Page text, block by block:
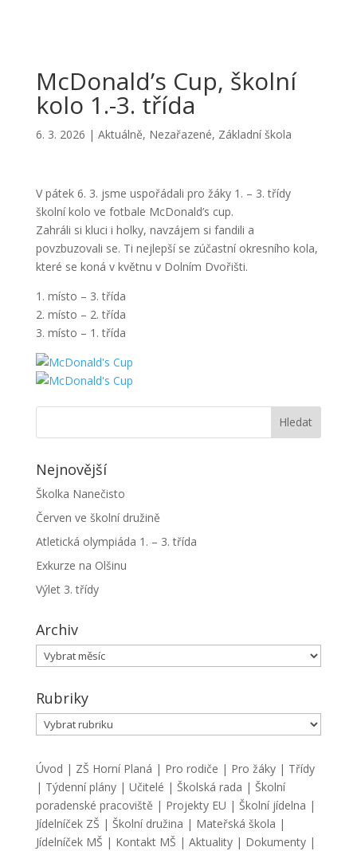
McDonald’s Cup, školní
kolo 1.-3. třída
6. 3. 2026 | Aktuálně, Nezařazené, Základní škola
V pátek 6. 3. jsme uspořádali pro žáky 1. – 3. třídy
školní kolo ve fotbale McDonald’s cup.
Zahráli si kluci i holky, navzájem si fandili a
povzbuzovali se. Ti nejlepší se zúčastní okresního kola,
které se koná v květnu v Dolním Dvořišti.
1. místo – 3. třída
2. místo – 2. třída
3. místo – 1. třída
Nejnovější
Školka Nanečisto
Červen ve školní družině
Atletická olympiáda 1. – 3. třída
Exkurze na Olšinu
Výlet 3. třídy
Archiv
Archiv
Rubriky
Rubriky
Úvod | ZŠ Horní Planá | Pro rodiče | Pro žáky| Třídy
| Týdenní plány| Učitelé | Školská rada | Školní
poradenské pracoviště | Projekty EU | Školní jídelna |
Jídelníček ZŠ | Školní družina | Mateřská škola |
Jídelníček MŠ | Kontakt MŠ | Aktuality| Dokumenty|